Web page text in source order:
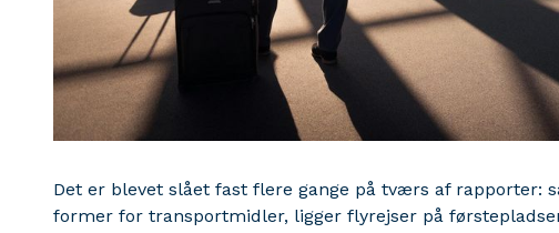
Det er blevet slået fast flere gange på tværs af rapporter:
former for transportmidler, ligger flyrejser på